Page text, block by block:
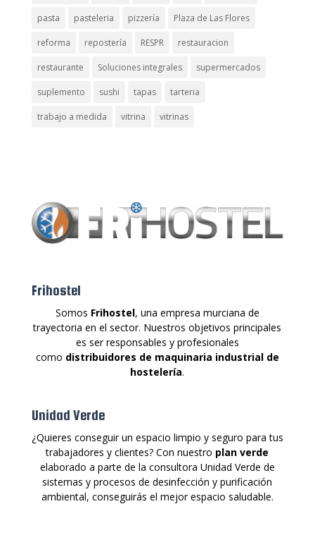
pasta pasteleria pizzería Plaza de Las Flores
reforma repostería RESPR restauracion
restaurante Soluciones integrales supermercados
suplemento sushi tapas tarteria
trabajo a medida vitrina vitrinas
Frihostel
Somos Frihostel, una empresa murciana de
trayectoria en el sector. Nuestros objetivos principales
es ser responsables y profesionales
como distribuidores de maquinaria industrial de
hostelería.
Unidad Verde
¿Quieres conseguir un espacio limpio y seguro para tus
trabajadores y clientes? Con nuestro plan verde
elaborado a parte de la consultora Unidad Verde de
sistemas y procesos de desinfección y purificación
ambiental, conseguirás el mejor espacio saludable.